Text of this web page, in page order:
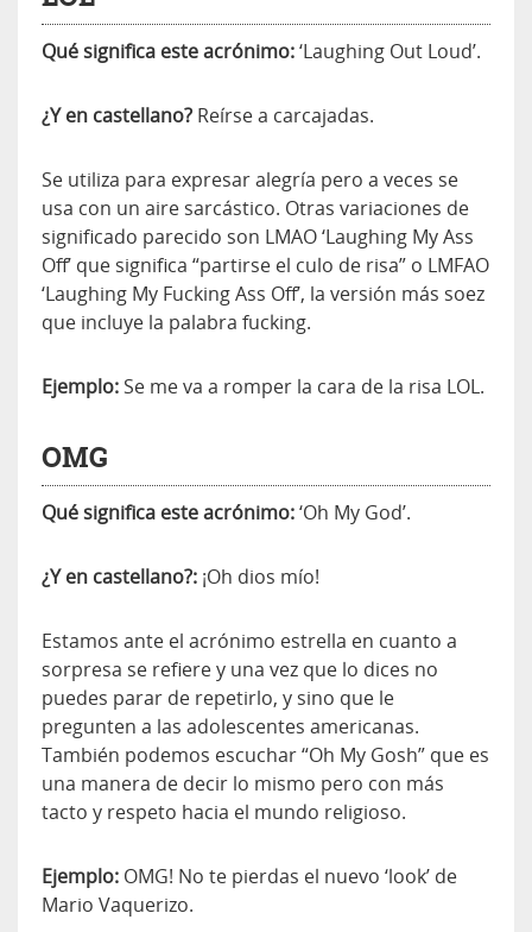
Qué significa este acrónimo:‘Laughing Out Loud’.
¿Y en castellano? Reírse a carcajadas.
Se utiliza para expresar alegría pero a veces se
usa con un aire sarcástico. Otras variaciones de
significado parecido son LMAO ‘Laughing My Ass
Off’ que significa “partirse el culo de risa” o LMFAO
‘Laughing My Fucking Ass Off’, la versión más soez
que incluye la palabra fucking.
Ejemplo: Se me va a romper la cara de la risa LOL.
OMG
Qué significa este acrónimo:‘Oh My God’.
¿Y en castellano?: ¡Oh dios mío!
Estamos ante el acrónimo estrella en cuanto a
sorpresa se refiere y una vez que lo dices no
puedes parar de repetirlo, y sino que le
pregunten a las adolescentes americanas.
También podemos escuchar “Oh My Gosh” que es
una manera de decir lo mismo pero con más
tacto y respeto hacia el mundo religioso.
Ejemplo: OMG! No te pierdas el nuevo ‘look’ de
Mario Vaquerizo.